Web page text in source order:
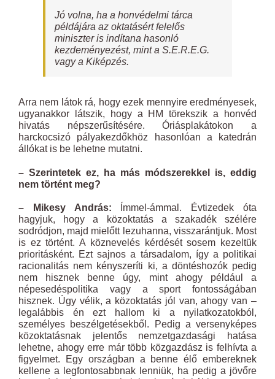
Jó volna, ha a honvédelmi tárca
példájára az oktatásért felelős
miniszter is indítana hasonló
kezdeményezést, mint a S.E.R.E.G.
vagy a Kiképzés.
Arra nem látok rá, hogy ezek mennyire eredményesek,
ugyanakkor látszik, hogy a HM törekszik a honvéd
hivatás népszerűsítésére. Óriásplakátokon a
harckocsizó pályakezdőkhöz hasonlóan a katedrán
állókat is be lehetne mutatni.
– Szerintetek ez, ha más módszerekkel is, eddig
nem történt meg?
– Mikesy András: Ímmel-ámmal. Évtizedek óta
hagyjuk, hogy a közoktatás a szakadék szélére
sodródjon, majd mielőtt lezuhanna, visszarántjuk. Most
is ez történt. A köznevelés kérdését sosem kezeltük
prioritásként. Ezt sajnos a társadalom, így a politikai
racionalitás nem kényszeríti ki, a döntéshozók pedig
nem hisznek benne úgy, mint ahogy például a
népesedéspolitika vagy a sport fontosságában
hisznek. Úgy vélik, a közoktatás jól van, ahogy van –
legalábbis én ezt hallom ki a nyilatkozatokból,
személyes beszélgetésekből. Pedig a versenyképes
közoktatásnak jelentős nemzetgazdasági hatása
lehetne, ahogy erre már több közgazdász is felhívta a
figyelmet. Egy országban a benne élő embereknek
kellene a legfontosabbnak lenniük, ha pedig a jövőre